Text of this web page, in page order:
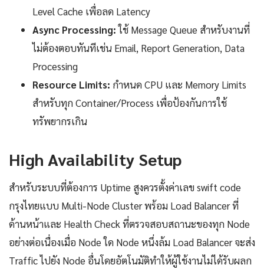
Level Cache เพื่อลด Latency
Async Processing:ใช้ Message Queue สำหรับงานที่
ไม่ต้องตอบทันทีเช่น Email, Report Generation, Data
Processing
Resource Limits: กำหนด CPU และ Memory Limits
สำหรับทุก Container/Process เพื่อป้องกันการใช้
ทรัพยากรเกิน
High Availability Setup
สำหรับระบบที่ต้องการ Uptime สูงควรตั้งค่าเลข swift code
กรุงไทยแบบ Multi-Node Cluster พร้อม Load Balancer ที่
ด้านหน้าและ Health Check ที่ตรวจสอบสถานะของทุก Node
อย่างต่อเนื่องเมื่อ Node ใด Node หนึ่งล้ม Load Balancer จะส่ง
Traffic ไปยัง Node อื่นโดยอัตโนมัติทำให้ผู้ใช้งานไม่ได้รับผลก